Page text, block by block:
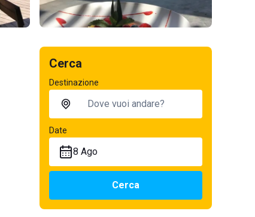
Cerca
Destinazione
Date
8 Ago
Cerca